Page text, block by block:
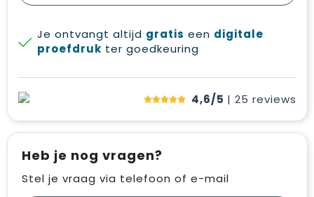
Je ontvangt altijd gratis een digitale
proefdruk ter goedkeuring
4,6/5 | 25 reviews
Heb je nog vragen?
Stel je vraag via telefoon of e-mail